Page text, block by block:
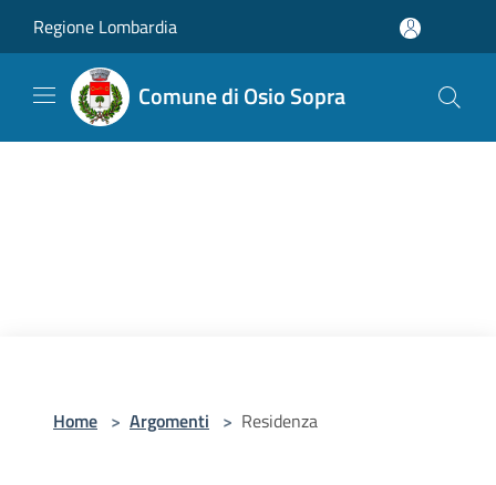
Regione Lombardia
Comune di Osio Sopra
Home > Argomenti > Residenza